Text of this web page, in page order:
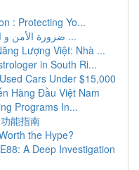
: Protecting Yo...
ضرورة الأمن و الإجراءات الاحترازية في كيان ...
Lượng Việt: Nhà ...
in South Ri...
Cars Under $15,000
Hàng Đầu Việt Nam
Programs In...
能指南
the Hype?
A Deep Investigation